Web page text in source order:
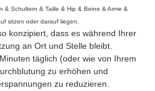
Schultern & Taille & Hip & Beine & Arme &
sitzen oder darauf liegen.
konzipiert, dass es während Ihrer
an Ort und Stelle bleibt.
täglich (oder wie von Ihrem
zu erhöhen und
zu reduzieren.